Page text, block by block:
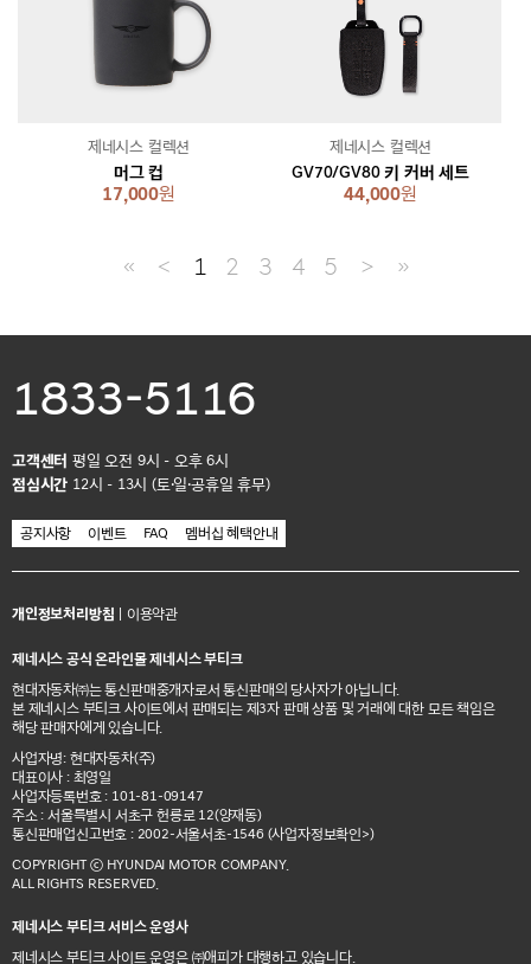
머그 컵
17,000원
제네시스 컬렉션
GV70/GV80 키 커버 세트
44,000원
제네시스 컬렉션
≪ ＜ 1 2 3 4 5 ＞ ≫
1833-5116
고객센터 평일 오전 9시 - 오후 6시
점심시간 12시 - 13시 (토·일·공휴일 휴무)
공지사항 이벤트 FAQ 멤버십 혜택안내
개인정보처리방침 이용약관
제네시스 공식 온라인몰 제네시스 부티크
현대자동차㈜는 통신판매중개자로서 통신판매의 당사자가 아닙니다.
본 제네시스 부티크 사이트에서 판매되는 제3자 판매 상품 및 거래에 대한 모든 책임은
해당 판매자에게 있습니다.
사업자명: 현대자동차(주)
대표이사 : 최영일
사업자등록번호 : 101-81-09147
주소 : 서울특별시 서초구 헌릉로 12(양재동)
통신판매업신고번호 : 2002-서울서초-1546 (사업자정보확인>)
COPYRIGHT ⓒ HYUNDAI MOTOR COMPANY.
ALL RIGHTS RESERVED.
제네시스 부티크 서비스 운영사
제네시스 부티크 사이트 운영은 ㈜애피가 대행하고 있습니다.